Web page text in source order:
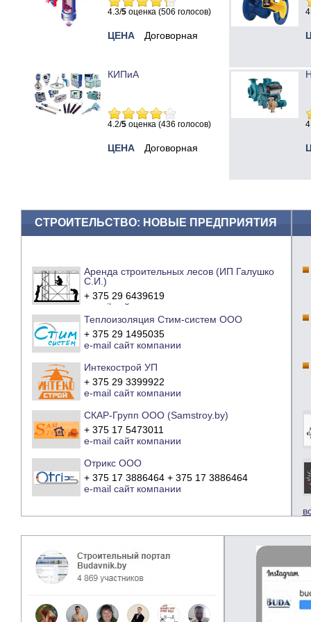
4.3/5 оценка (506 голосов)
ЦЕНА Договорная
КИПиА
4.2/5 оценка (436 голосов)
ЦЕНА Договорная
СТРОИТЕЛЬСТВО: НОВЫЕ ПРЕДПРИЯТИЯ
Аренда строительных лесов (ИП Галушко
С.И.)
+ 375 29 6439619
e-mail
сайт компании
Теплоизоляция Стим-систем ООО
+ 375 29 1495035
e-mail сайт компании
Интекострой УП
+ 375 29 3399922
e-mail сайт компании
СКАР-Групп ООО (Samstroy.by)
+ 375 17 5473011
e-mail сайт компании
Отрикс ООО
+ 375 17 3886464 + 375 17 3886464
e-mail сайт компании